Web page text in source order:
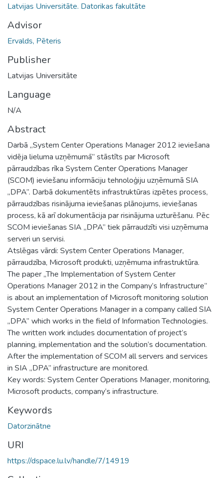
Latvijas Universitāte. Datorikas fakultāte
Advisor
Ervalds, Pēteris
Publisher
Latvijas Universitāte
Language
N/A
Abstract
Darbā „System Center Operations Manager 2012 ieviešana
vidēja lieluma uzņēmumā” stāstīts par Microsoft
pārraudzības rīka System Center Operations Manager
(SCOM) ieviešanu informāciju tehnoloģiju uzņēmumā SIA
„DPA”. Darbā dokumentēts infrastruktūras izpētes process,
pārraudzības risinājuma ieviešanas plānojums, ieviešanas
process, kā arī dokumentācija par risinājuma uzturēšanu. Pēc
SCOM ieviešanas SIA „DPA” tiek pārraudzīti visi uzņēmuma
serveri un servisi.
Atslēgas vārdi: System Center Operations Manager,
pārraudzība, Microsoft produkti, uzņēmuma infrastruktūra.
The paper „The Implementation of System Center
Operations Manager 2012 in the Company’s Infrastructure”
is about an implementation of Microsoft monitoring solution
System Center Operations Manager in a company called SIA
„DPA” which works in the field of Information Technologies.
The written work includes documentation of project’s
planning, implementation and the solution’s documentation.
After the implementation of SCOM all servers and services
in SIA „DPA” infrastructure are monitored.
Key words: System Center Operations Manager, monitoring,
Microsoft products, company’s infrastructure.
Keywords
Datorzinātne
URI
https://dspace.lu.lv/handle/7/14919